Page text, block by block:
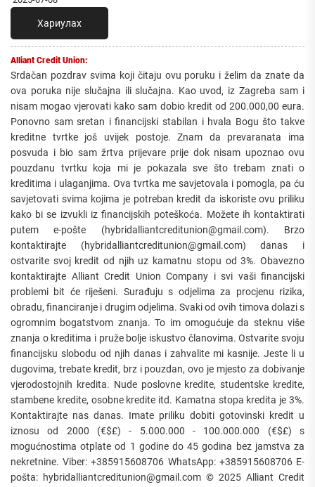
Хариулах
Alliant Credit Union:
Srdačan pozdrav svima koji čitaju ovu poruku i želim da znate da
ova poruka nije slučajna ili slučajna. Kao uvod, iz Zagreba sam i
nisam mogao vjerovati kako sam dobio kredit od 200.000,00 eura.
Ponovno sam sretan i financijski stabilan i hvala Bogu što takve
kreditne tvrtke još uvijek postoje. Znam da prevaranata ima
posvuda i bio sam žrtva prijevare prije dok nisam upoznao ovu
pouzdanu tvrtku koja mi je pokazala sve što trebam znati o
kreditima i ulaganjima. Ova tvrtka me savjetovala i pomogla, pa ću
savjetovati svima kojima je potreban kredit da iskoriste ovu priliku
kako bi se izvukli iz financijskih poteškoća. Možete ih kontaktirati
putem e-pošte (hybridalliantcreditunion@gmail.com). Brzo
kontaktirajte (hybridalliantcreditunion@gmail.com) danas i
ostvarite svoj kredit od njih uz kamatnu stopu od 3%. Obavezno
kontaktirajte Alliant Credit Union Company i svi vaši financijski
problemi bit će riješeni. Surađuju s odjelima za procjenu rizika,
obradu, financiranje i drugim odjelima. Svaki od ovih timova dolazi s
ogromnim bogatstvom znanja. To im omogućuje da steknu više
znanja o kreditima i pruže bolje iskustvo članovima. Ostvarite svoju
financijsku slobodu od njih danas i zahvalite mi kasnije. Jeste li u
dugovima, trebate kredit, brz i pouzdan, ovo je mjesto za dobivanje
vjerodostojnih kredita. Nude poslovne kredite, studentske kredite,
stambene kredite, osobne kredite itd. Kamatna stopa kredita je 3%.
Kontaktirajte nas danas. Imate priliku dobiti gotovinski kredit u
iznosu od 2000 (€$£) - 5.000.000 - 100.000.000 (€$£) s
mogućnostima otplate od 1 godine do 45 godina bez jamstva za
nekretnine. Viber: +385915608706 WhatsApp: +385915608706 E-
pošta: hybridalliantcreditunion@gmail.com © 2025 Alliant Credit